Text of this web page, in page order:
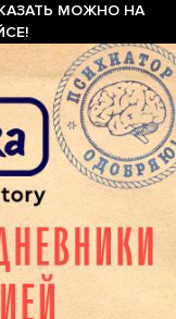
МОЖНО НА